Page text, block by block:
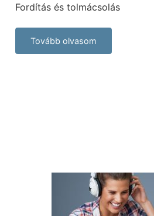
Fordítás és tolmácsolás
Tovább olvasom